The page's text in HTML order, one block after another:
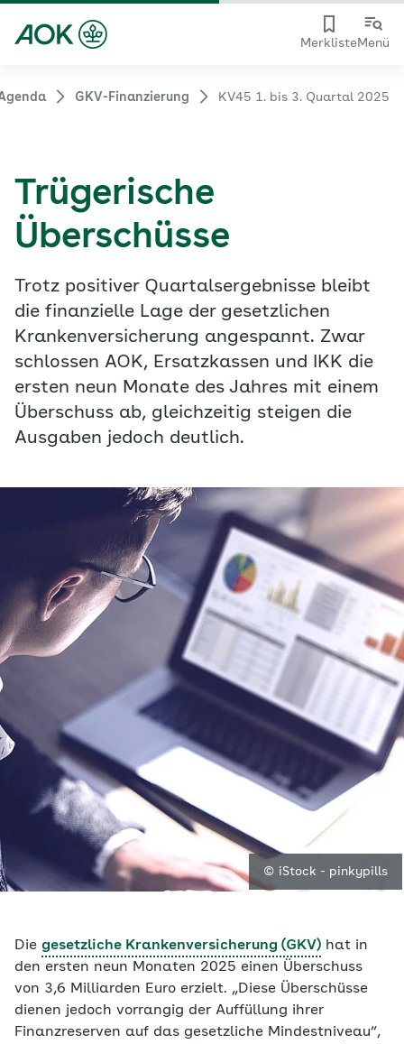
MerklisteMenü
GKV-Finanzierung KV45 1. bis 3. Quartal 2025
Trügerische
Überschüsse
Trotz positiver Quartalsergebnisse bleibt
die finanzielle Lage der gesetzlichen
Krankenversicherung angespannt. Zwar
schlossen AOK, Ersatzkassen und IKK die
ersten neun Monate des Jahres mit einem
Überschuss ab, gleichzeitig steigen die
Ausgaben jedoch deutlich.
© iStock - pinkypills
Die gesetzliche Krankenversicherung (GKV) hat in
den ersten neun Monaten 2025 einen Überschuss
von 3,6 Milliarden Euro erzielt. „Diese Überschüsse
dienen jedoch vorrangig der Auffüllung ihrer
Finanzreserven auf das gesetzliche Mindestniveau“,